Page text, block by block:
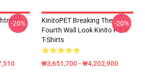
-20%
KinitoPET Breaking The
Fourth Wall Look Kinito P E T
T-Shirts
₩3,651,700 - ₩4,202,900
-20%